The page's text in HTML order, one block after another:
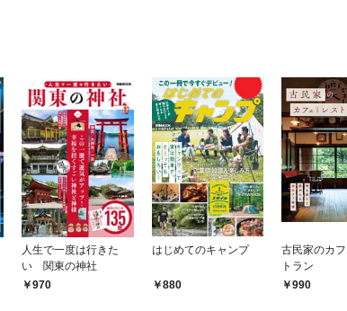
人生で一度は行きた
い 関東の神社
970
はじめてのキャンプ
880
古民家のカ
トラン
990